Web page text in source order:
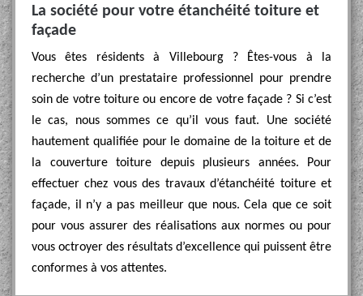
La société pour votre étanchéité toiture et
façade
Vous êtes résidents à Villebourg ? Êtes-vous à la
recherche d’un prestataire professionnel pour prendre
soin de votre toiture ou encore de votre façade ? Si c’est
le cas, nous sommes ce qu’il vous faut. Une société
hautement qualifiée pour le domaine de la toiture et de
la couverture toiture depuis plusieurs années. Pour
effectuer chez vous des travaux d’étanchéité toiture et
façade, il n’y a pas meilleur que nous. Cela que ce soit
pour vous assurer des réalisations aux normes ou pour
vous octroyer des résultats d’excellence qui puissent être
conformes à vos attentes.